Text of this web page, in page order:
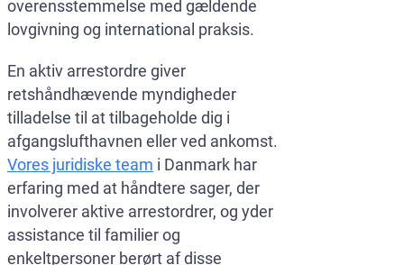
overensstemmelse med gældende
lovgivning og international praksis.
En aktiv arrestordre giver
retshåndhævende myndigheder
tilladelse til at tilbageholde dig i
afgangslufthavnen eller ved ankomst.
Vores juridiske team i Danmark har
erfaring med at håndtere sager, der
involverer aktive arrestordrer, og yder
assistance til familier og
enkeltpersoner berørt af disse